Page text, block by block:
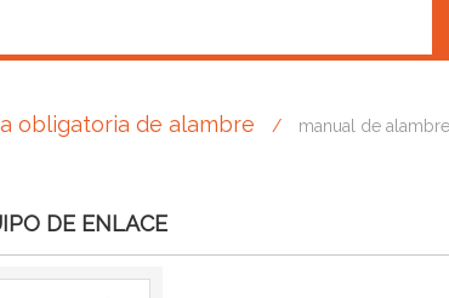
CONTACTO
obligatoria de alambre / manual de
DE ENLACE